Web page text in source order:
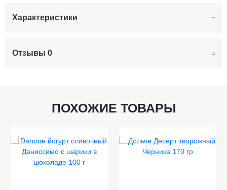
Характеристики
Отзывы 0
ПОХОЖИЕ ТОВАРЫ